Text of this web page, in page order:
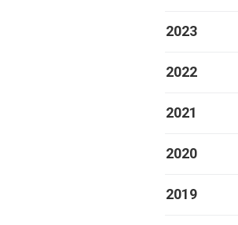
2023
2022
2021
2020
2019